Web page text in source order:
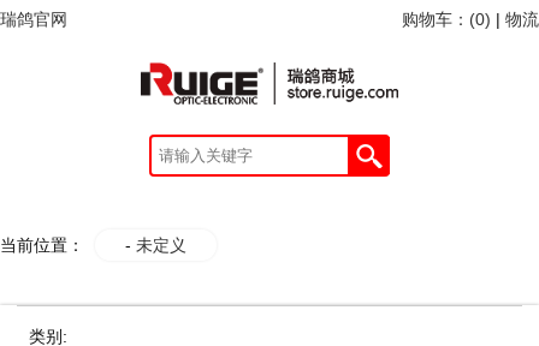
瑞鸽官网 购物车：(0) | 物流
当前位置： -未定义
类别: